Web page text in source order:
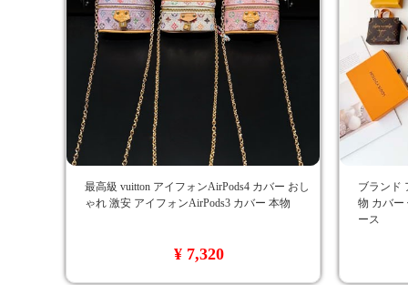
最高級 vuitton アイフォンAirPods4 カバー おし
ゃれ 激安 アイフォンAirPods3 カバー 本物
¥ 7,320
ブランド
物 カバー
ース